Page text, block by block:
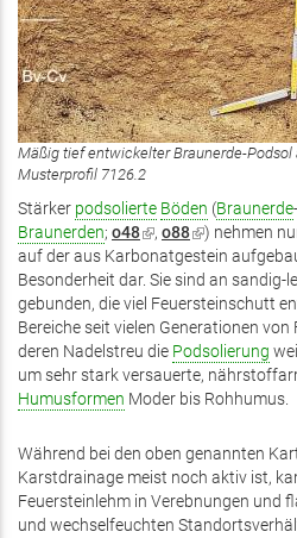
Mäßig tief entwickelter Braunerde-Podsol
Musterprofil 7126.2
Stärker podsolierte Böden (Braunerde
Braunerden; o48(Link
ist
extern)
, o88(Link
ist
extern)
) nehmen
auf der aus Karbonatgestein
Besonderheit dar. Sie sind an sandig-
gebunden, die viel Feuersteinschutt
Bereiche seit vielen Generationen
deren Nadelstreu die Podsolierung
um sehr stark versauerte,
Humusformen Moder bis Rohhumus.
Während bei den oben genannten
Karstdrainage meist noch aktiv ist,
Feuersteinlehm in Verebnungen und
und wechselfeuchten